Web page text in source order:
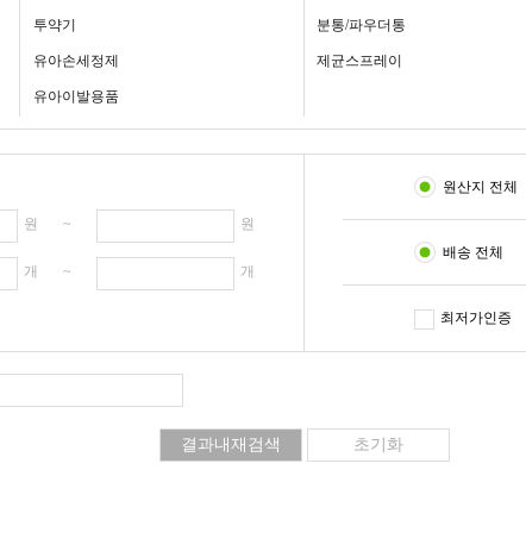
투약기 분통/파우더통
유아손세정제 제균스프레이
유아이발용품
원 ~ 원
개 ~ 개
원산지 전체
배송 전체
최저가인증